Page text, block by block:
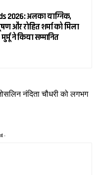
2026: अलका याग्निक,
और रोहित शर्मा को मिला
मुर्मू ने किया सम्मानित
नंदिता चौधरी को लगभग
-